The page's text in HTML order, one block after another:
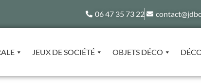
06 47 35 73 22
JEUX DE SOCIÉTÉ OBJETS DÉCO